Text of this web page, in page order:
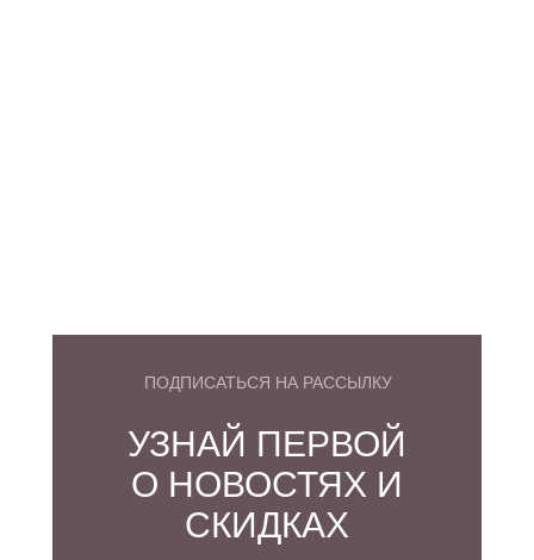
ПОДПИСАТЬСЯ НА РАССЫЛКУ
УЗНАЙ ПЕРВОЙ
О НОВОСТЯХ И
СКИДКАХ